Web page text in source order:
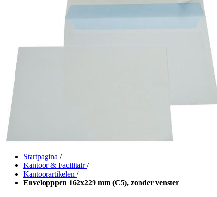
Startpagina /
Kantoor & Facilitair /
Kantoorartikelen /
Envelopppen 162x229 mm (C5), zonder venster